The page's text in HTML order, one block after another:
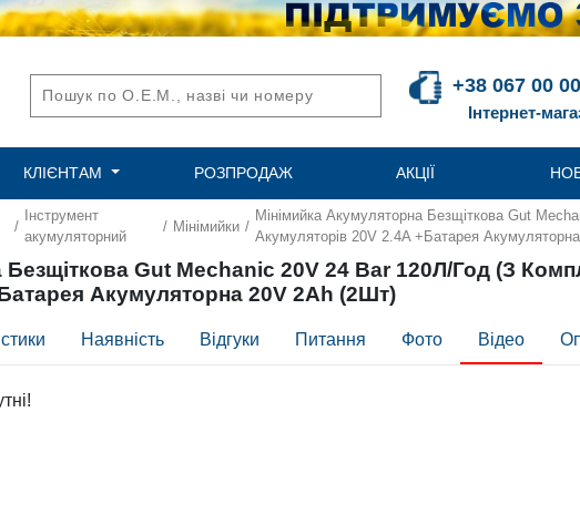
+38 067 00
Інтернет-
КЛІЄНТАМ РОЗПРОДАЖ АКЦІЇ
/
Інструмент
акумуляторний
/ Мінімийки /
Мінімийка Акумуляторна Безщіткова Gut
Акумуляторів 20V 2.4A +Батарея
Gut Mechanic 20V 24 Bar 120Л/Год (З
Акумуляторна 20V 2Ah (2Шт)
Наявність Відгуки Питання Фото Відео